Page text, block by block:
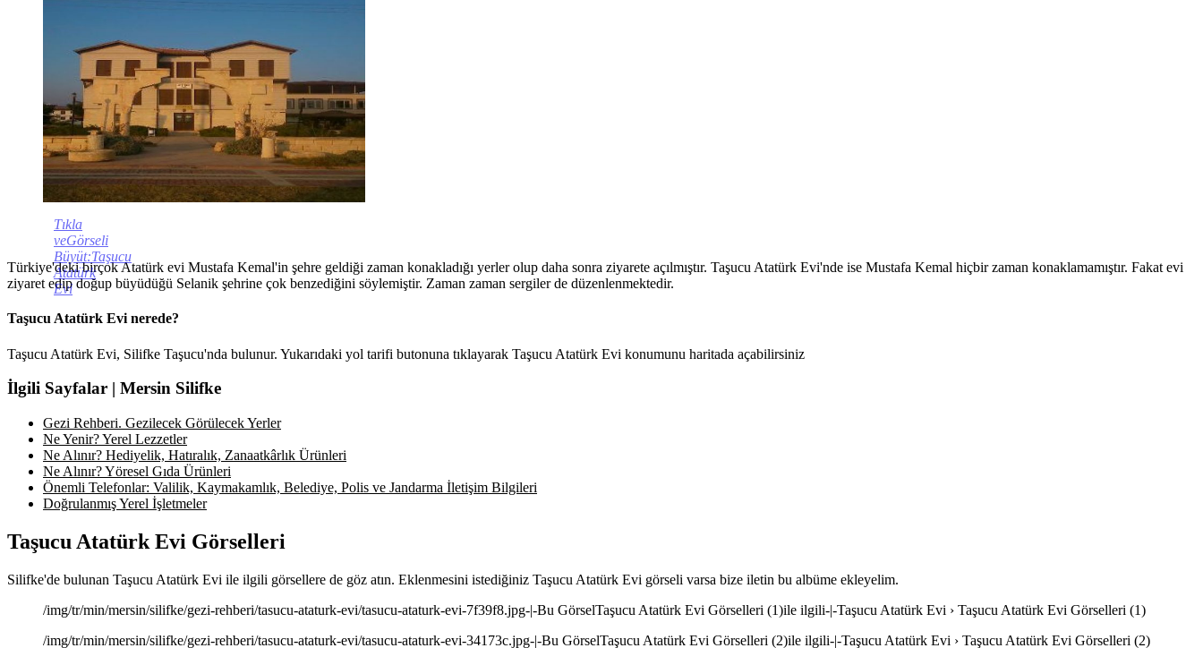
Tıkla
veGörseli
Büyüt:Taşucu
Atatürk
Evi
Türkiye'deki birçok Atatürk evi Mustafa Kemal'in şehre geldiği zaman konakladığı yerler olup daha sonra ziyarete açılmıştır. Taşucu Atatürk Evi'nde ise Mustafa Kemal hiçbir zaman konaklamamıştır. Fakat evi
ziyaret edip doğup büyüdüğü Selanik şehrine çok benzediğini söylemiştir. Zaman zaman sergiler de düzenlenmektedir.
Taşucu Atatürk Evi nerede?
Taşucu Atatürk Evi, Silifke Taşucu'nda bulunur. Yukarıdaki yol tarifi butonuna tıklayarak Taşucu Atatürk Evi konumunu haritada açabilirsiniz
İlgili Sayfalar | Mersin Silifke
Gezi Rehberi. Gezilecek Görülecek Yerler
Ne Yenir? Yerel Lezzetler
Ne Alınır? Hediyelik, Hatıralık, Zanaatkârlık Ürünleri
Ne Alınır? Yöresel Gıda Ürünleri
Önemli Telefonlar: Valilik, Kaymakamlık, Belediye, Polis ve Jandarma İletişim Bilgileri
Doğrulanmış Yerel İşletmeler
Taşucu Atatürk Evi Görselleri
Silifke'de bulunan Taşucu Atatürk Evi ile ilgili görsellere de göz atın. Eklenmesini istediğiniz Taşucu Atatürk Evi görseli varsa bize iletin bu albüme ekleyelim.
/img/tr/min/mersin/silifke/gezi-rehberi/tasucu-ataturk-evi/tasucu-ataturk-evi-7f39f8.jpg-|-Bu GörselTaşucu Atatürk Evi Görselleri (1)ile ilgili-|-Taşucu Atatürk Evi › Taşucu Atatürk Evi Görselleri (1)
/img/tr/min/mersin/silifke/gezi-rehberi/tasucu-ataturk-evi/tasucu-ataturk-evi-34173c.jpg-|-Bu GörselTaşucu Atatürk Evi Görselleri (2)ile ilgili-|-Taşucu Atatürk Evi › Taşucu Atatürk Evi Görselleri (2)